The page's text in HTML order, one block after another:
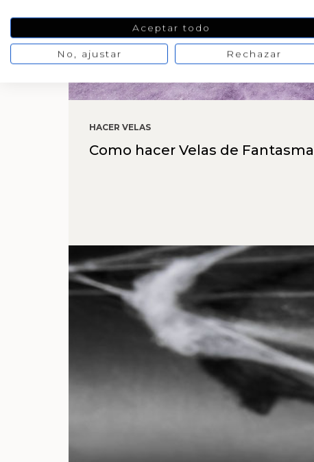
HACER VELAS
Como hacer Velas de
Aceptar todo
No, ajustar Rechazar